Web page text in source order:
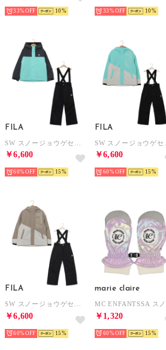
33% 10 33% 10
FILA
￥6,600
60% 15
FILA
￥6,600
60% 15
FILA
SW スノージョウゲセット （BN）
￥6,600
60% 15
marie claire
￥1,320
60% 15